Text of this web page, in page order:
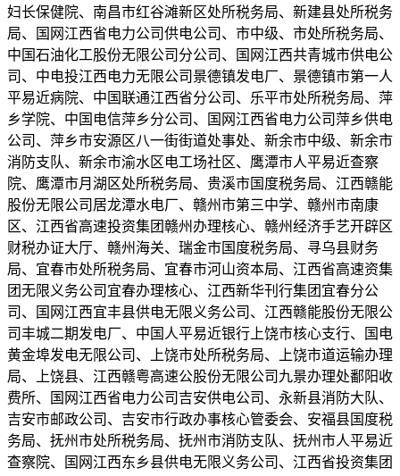
妇长保健院、南昌市红谷滩新区处所税务局、新建县处所税务
局、国网江西省电力公司供电公司、市中级、市处所税务局、
中国石油化工股份无限公司分公司、国网江西共青城市供电公
司、中电投江西电力无限公司景德镇发电厂、景德镇市第一人
平易近病院、中国联通江西省分公司、乐平市处所税务局、萍
乡学院、中国电信萍乡分公司、国网江西省电力公司萍乡供电
公司、萍乡市安源区八一街街道处事处、新余市中级、新余市
消防支队、新余市渝水区电工场社区、鹰潭市人平易近查察
院、鹰潭市月湖区处所税务局、贵溪市国度税务局、江西赣能
股份无限公司居龙潭水电厂、赣州市第三中学、赣州市南康
区、江西省高速投资集团赣州办理核心、赣州经济手艺开辟区
财税办证大厅、赣州海关、瑞金市国度税务局、寻乌县财务
局、宜春市处所税务局、宜春市河山资本局、江西省高速资集
团无限义务公司宜春办理核心、江西新华刊行集团宜春分公
司、国网江西宜丰县供电无限义务公司、江西赣能股份无限公
司丰城二期发电厂、中国人平易近银行上饶市核心支行、国电
黄金埠发电无限公司、上饶市处所税务局、上饶市道运输办理
局、上饶县、江西赣粤高速公股份无限公司九景办理处鄱阳收
费所、国网江西省电力公司吉安供电公司、永新县消防大队、
吉安市邮政公司、吉安市行政办事核心管委会、安福县国度税
务局、抚州市处所税务局、抚州市消防支队、抚州市人平易近
查察院、国网江西东乡县供电无限义务公司、江西省投资集团